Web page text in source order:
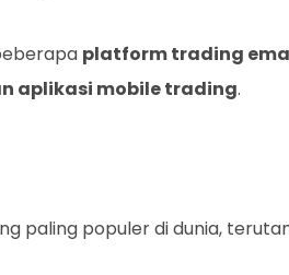
platform trading
aplikasi mobile trading.
paling populer di dunia,